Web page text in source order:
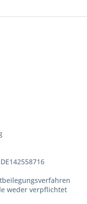
weder verpflichtet